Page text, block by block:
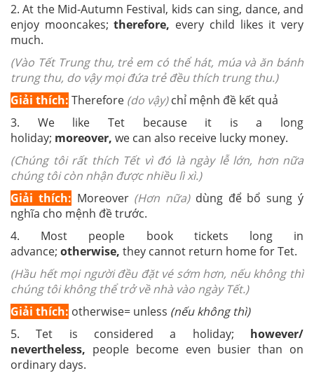
2. At the Mid-Autumn Festival, kids can sing, dance, and
enjoy mooncakes;therefore, every child likes it very
much.
(Vào Tết Trung thu, trẻ em có thể hát, múa và ăn bánh
trung thu, do vậy mọi đứa trẻ đều thích trung thu.)
Giải thích: Therefore (do vậy) chỉ mệnh đề kết quả
3. We like Tet because it is a long
holiday; moreover, we can also receive lucky money.
(Chúng tôi rất thích Tết vì đó là ngày lễ lớn, hơn nữa
chúng tôi còn nhận được nhiều lì xì.)
Giải thích: Moreover(Hơn nữa)dùng để bổ sung ý
nghĩa cho mệnh đề trước.
4. Most people book tickets long in
advance; otherwise, they cannot return home for Tet.
(Hầu hết mọi người đều đặt vé sớm hơn, nếu không thì
chúng tôi không thể trở về nhà vào ngày Tết.)
Giải thích: otherwise= unless (nếu không thì)
5. Tet is considered a holiday; however/
nevertheless, people become even busier than on
ordinary days.